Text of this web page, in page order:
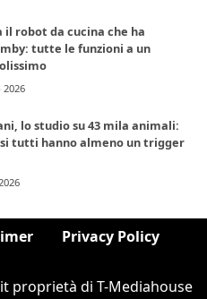
il robot da cucina che ha
tutte le funzioni a un
2026
lo studio su 43 mila animali:
tutti hanno almeno un trigger
Privacy Policy
proprietà di T-Mediahouse